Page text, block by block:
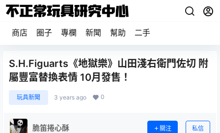
商店 圈子 專欄 新聞 幫助 二手
S.H.Figuarts《地獄樂》山田淺右衛門佐切 附
屬豐富替換表情 10月發售！
玩具新聞 3 years ago 0
脆笛捲心酥 關注 私信